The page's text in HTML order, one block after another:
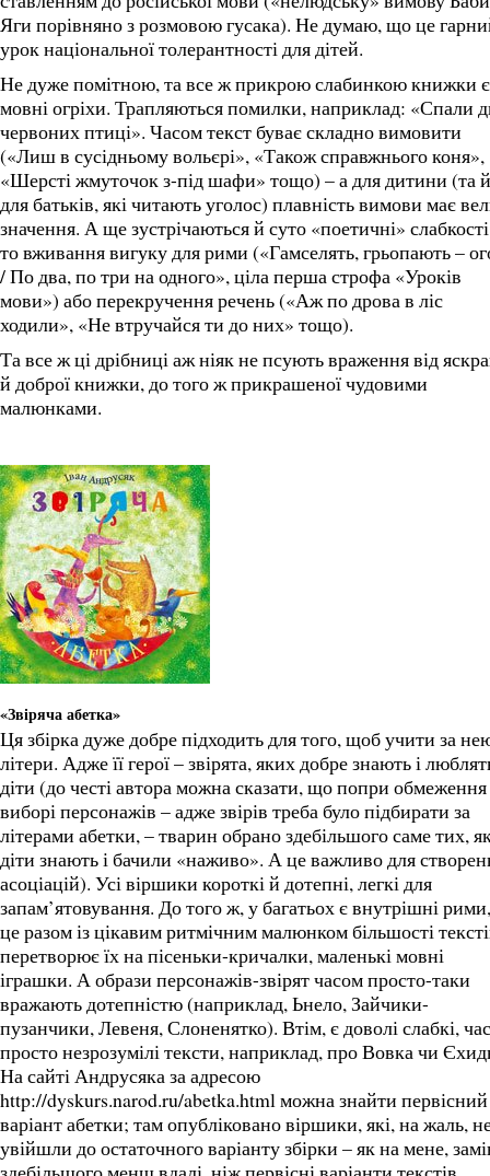
Яги порівняно з розмовою гусака). Не думаю, що це
урок національної толерантності для дітей.
Не дуже помітною, та все ж прикрою слабинкою книжки є
мовні огріхи. Трапляються помилки, наприклад: «Спали
червоних птиці». Часом текст буває складно вимовити
(«Лиш в сусідньому вольєрі», «Також справжнього коня»,
«Шерсті жмуточок з-під шафи» тощо) – а для дитини (та й
для батьків, які читають уголос) плавність вимови має
значення. А ще зустрічаються й суто «поетичні»
то вживання вигуку для рими («Гамселять, грьопають –
/ По два, по три на одного», ціла перша строфа «Уроків
мови») або перекручення речень («Аж по дрова в ліс
ходили», «Не втручайся ти до них» тощо).
Та все ж ці дрібниці аж ніяк не псують враження від
й доброї книжки, до того ж прикрашеної чудовими
малюнками.
«Звіряча абетка»
Ця збірка дуже добре підходить для того, щоб учити за
літери. Адже її герої – звірята, яких добре знають і
діти (до честі автора можна сказати, що попри
виборі персонажів – адже звірів треба було підбирати за
літерами абетки, – тварин обрано здебільшого саме тих,
діти знають і бачили «наживо». А це важливо для
асоціацій). Усі віршики короткі й дотепні, легкі для
запам’ятовування. До того ж, у багатьох є внутрішні
це разом із цікавим ритмічним малюнком більшості
перетворює їх на пісеньки-кричалки, маленькі мовні
іграшки. А образи персонажів-звірят часом просто-таки
вражають дотепністю (наприклад, Ьнело, Зайчики-
пузанчики, Левеня, Слоненятко). Втім, є доволі слабкі,
просто незрозумілі тексти, наприклад, про Вовка чи
На сайті Андрусяка за адресою
http://dyskurs.narod.ru/abetka.html можна знайти первісний
варіант абетки; там опубліковано віршики, які, на жаль,
увійшли до остаточного варіанту збірки – як на мене,